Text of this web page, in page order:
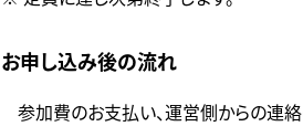
お申し込み後の流れ
参加費のお支払い、運営側からの連絡